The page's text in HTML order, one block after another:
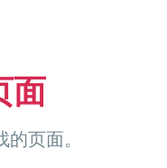
面
页面。